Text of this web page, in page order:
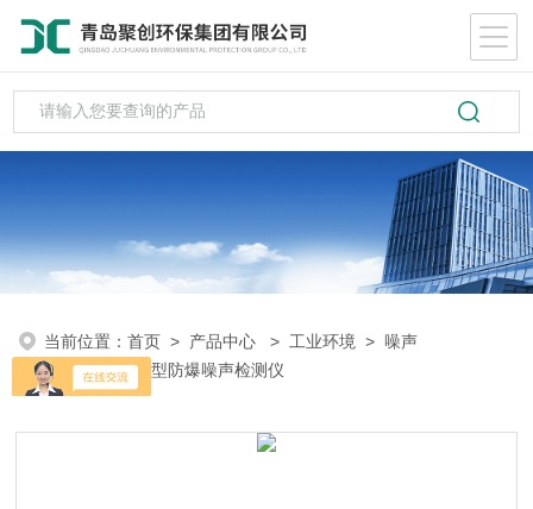
当前位置：首页 > 产品中心 > 工业环境 > 噪声
计
> YSD130型防爆噪声检测仪